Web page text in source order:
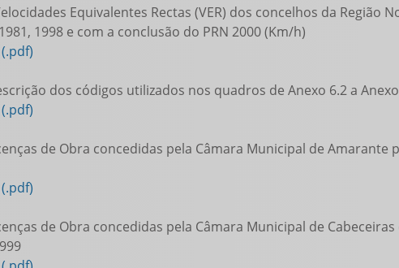
Equivalentes Rectas (VER) dos concelhos da Região
1998 e com a conclusão do PRN 2000 (Km/h)
dos códigos utilizados nos quadros de Anexo 6.2 a Anexo
de Obra concedidas pela Câmara Municipal de Amarante
de Obra concedidas pela Câmara Municipal de